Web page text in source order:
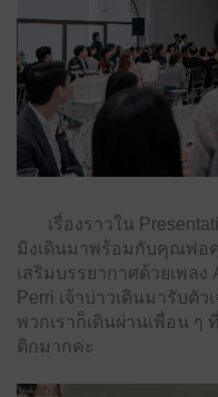
เรื่องราวใน
มิงเดินมาพร้อมกับคุณพ่อ
เสริมบรรยากาศด้วยเพลง
Perri เจ้าบ่าวเดินมารับ
พวกเราก็เดินผ่านเพื่อน
ติกมากค่ะ